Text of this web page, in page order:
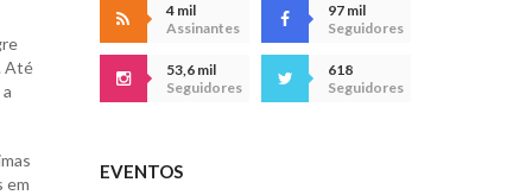
Até
em
4 mil
Assinantes
97 mil
Seguidores
53,6 mil
Seguidores
618
Seguidores
EVENTOS